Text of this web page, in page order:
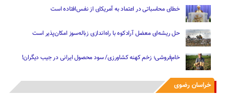
خطای محاسباتی در اعتماد به آمریکای از نفس‌افتاده است
حل ریشه‌ای معضل آرادکوه با راه‌اندازی زباله‌سوز امکان‌پذیر است
خام‌فروشی؛ زخم کهنه کشاورزی/ سود محصول ایرانی در جیب دیگران!
خراسان رضوی